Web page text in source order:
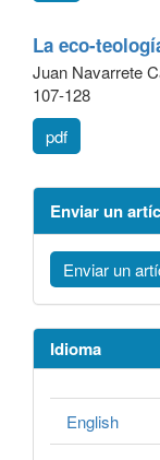
La eco-
Juan Navarrete
107-128
pdf
Enviar un
Enviar un
Idioma
English